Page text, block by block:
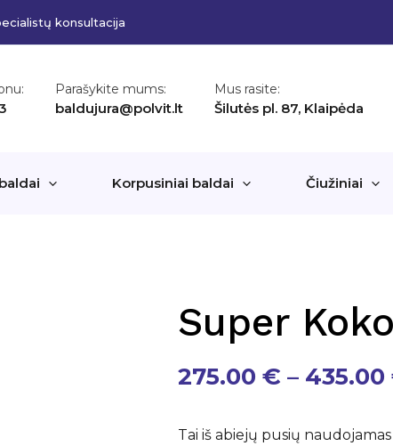
konsultacija
Parašykite mums:
baldujura@polvit.lt
Mus rasite:
Šilutės pl. 87, Klaipėda
Korpusiniai baldai Čiužiniai
Super
275.00€ – 435.00
Tai iš abiejų pusių